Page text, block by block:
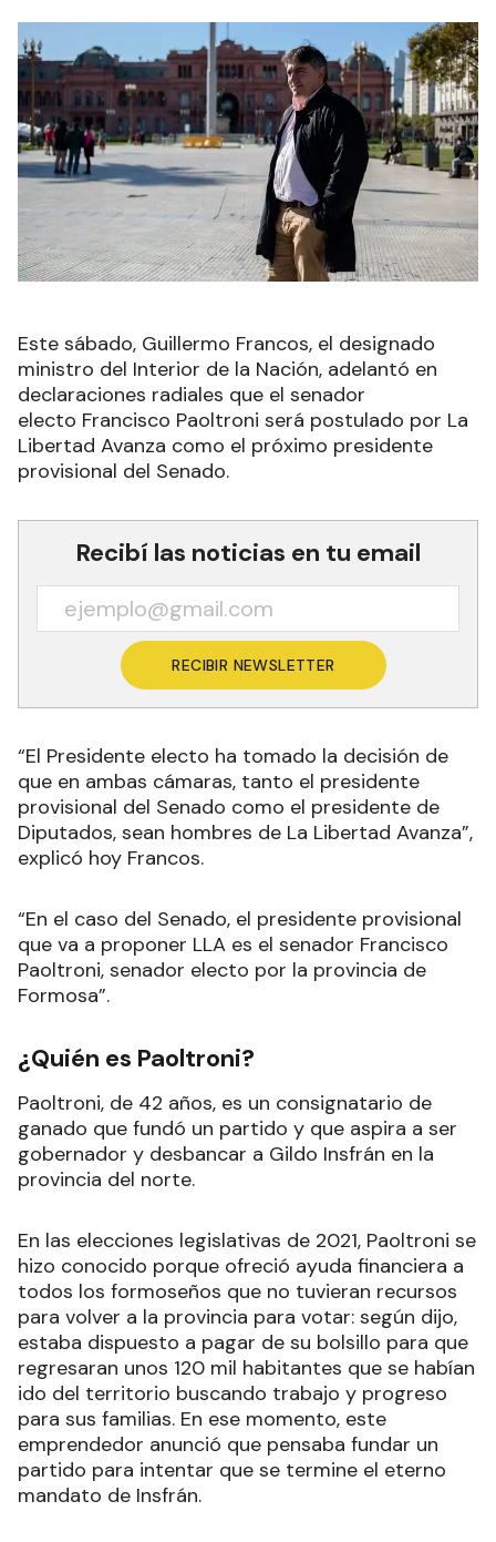
Este sábado, Guillermo Francos, el designado
ministro del Interior de la Nación, adelantó en
declaraciones radiales que el senador
electo Francisco Paoltroni será postulado por La
Libertad Avanza como el próximo presidente
provisional del Senado.
Recibí las noticias en tu email
RECIBIR NEWSLETTER
“El Presidente electo ha tomado la decisión de
que en ambas cámaras, tanto el presidente
provisional del Senado como el presidente de
Diputados, sean hombres de La Libertad Avanza”,
explicó hoy Francos.
“En el caso del Senado, el presidente provisional
que va a proponer LLA es el senador Francisco
Paoltroni, senador electo por la provincia de
Formosa”.
¿Quién es Paoltroni?
Paoltroni, de 42 años, es un consignatario de
ganado que fundó un partido y que aspira a ser
gobernador y desbancar a Gildo Insfrán en la
provincia del norte.
En las elecciones legislativas de 2021, Paoltroni se
hizo conocido porque ofreció ayuda financiera a
todos los formoseños que no tuvieran recursos
para volver a la provincia para votar: según dijo,
estaba dispuesto a pagar de su bolsillo para que
regresaran unos 120 mil habitantes que se habían
ido del territorio buscando trabajo y progreso
para sus familias. En ese momento, este
emprendedor anunció que pensaba fundar un
partido para intentar que se termine el eterno
mandato de Insfrán.